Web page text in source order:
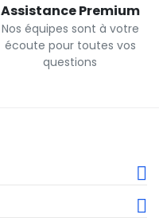
Assistance Premium
Nos équipes sont à votre
écoute pour toutes vos
questions